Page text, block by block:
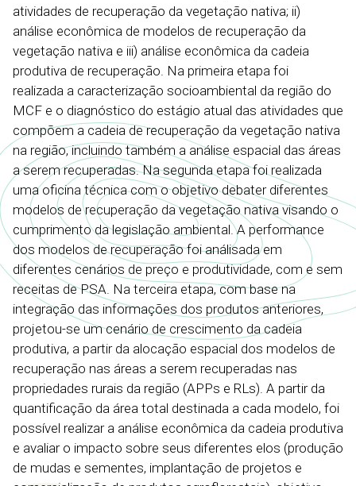
atividades de recuperação da vegetação nativa; ii)
análise econômica de modelos de recuperação da
vegetação nativa e iii) análise econômica da cadeia
produtiva de recuperação. Na primeira etapa foi
realizada a caracterização socioambiental da região do
MCF e o diagnóstico do estágio atual das atividades que
compõem a cadeia de recuperação da vegetação nativa
na região, incluindo também a análise espacial das áreas
a serem recuperadas. Na segunda etapa foi realizada
uma oficina técnica com o objetivo debater diferentes
modelos de recuperação da vegetação nativa visando o
cumprimento da legislação ambiental. A performance
dos modelos de recuperação foi análisada em
diferentes cenários de preço e produtividade, com e sem
receitas de PSA. Na terceira etapa, com base na
integração das informações dos produtos anteriores,
projetou-se um cenário de crescimento da cadeia
produtiva, a partir da alocação espacial dos modelos de
recuperação nas áreas a serem recuperadas nas
propriedades rurais da região (APPs e RLs). A partir da
quantificação da área total destinada a cada modelo, foi
possível realizar a análise econômica da cadeia produtiva
e avaliar o impacto sobre seus diferentes elos (produção
de mudas e sementes, implantação de projetos e